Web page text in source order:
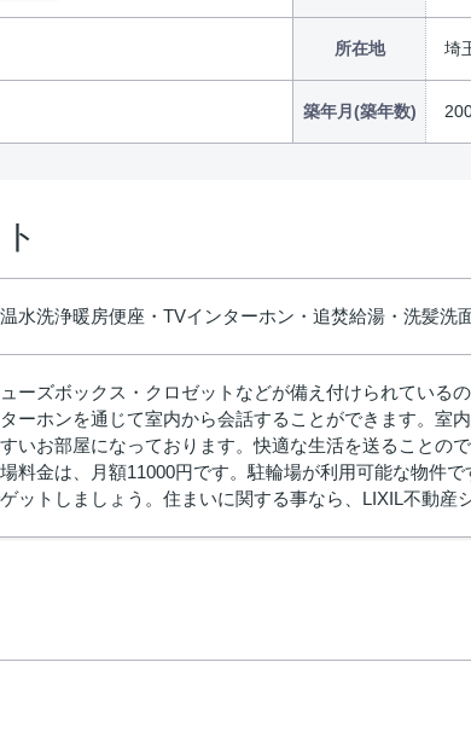
所在地 埼
築年月(築年数)
水洗浄暖房便座・TVインターホン・追焚給湯・洗髪洗
ーズボックス・クロゼットなどが備え付けられている
ーホンを通じて室内から会話することができます。室
いお部屋になっております。快適な生活を送ることの
料金は、月額11000円です。駐輪場が利用可能な物件
ットしましょう。住まいに関する事なら、LIXIL不動産